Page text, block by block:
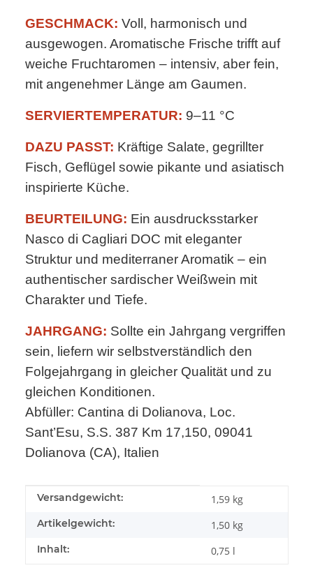
GESCHMACK: Voll, harmonisch und
ausgewogen. Aromatische Frische trifft auf
weiche Fruchtaromen – intensiv, aber fein,
mit angenehmer Länge am Gaumen.
SERVIERTEMPERATUR: 9–11 °C
DAZU PASST: Kräftige Salate, gegrillter
Fisch, Geflügel sowie pikante und asiatisch
inspirierte Küche.
BEURTEILUNG: Ein ausdrucksstarker
Nasco di Cagliari DOC mit eleganter
Struktur und mediterraner Aromatik – ein
authentischer sardischer Weißwein mit
Charakter und Tiefe.
JAHRGANG: Sollte ein Jahrgang vergriffen
sein, liefern wir selbstverständlich den
Folgejahrgang in gleicher Qualität und zu
gleichen Konditionen.
Abfüller: Cantina di Dolianova, Loc.
Sant’Esu, S.S. 387 Km 17,150, 09041
Dolianova (CA), Italien
Produkteigenschaft
Wert
Versandgewicht: 1,59 kg
Artikelgewicht: 1,50 kg
Inhalt: 0,75 l